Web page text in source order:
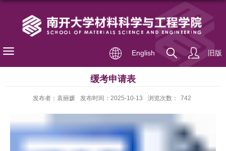
English 旧版
缓考申请表
发布者：袁丽媛 发布时间：2025-10-13 浏览次数： 742